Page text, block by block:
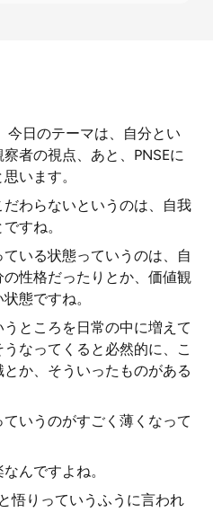
今日のテーマは、自分とい
者の視点、あと、PNSEに
います。
わらないというのは、自我
すね。
いる状態っていうのは、自
性格だったりとか、価値観
態ですね。
ところを日常の中に増えて
なってくると必然的に、こ
か、そういったものがある
いうのがすごく薄くなって
んですよね。
悟りっていうふうに言われ